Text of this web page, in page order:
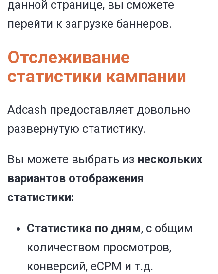
данной странице, вы сможете
перейти к загрузке баннеров.
Отслеживание
статистики кампании
Adcash предоставляет довольно
развернутую статистику.
Вы можете выбрать из нескольких
вариантов отображения
статистики:
Статистика по дням, с общим
количеством просмотров,
конверсий, eCPM и т.д.